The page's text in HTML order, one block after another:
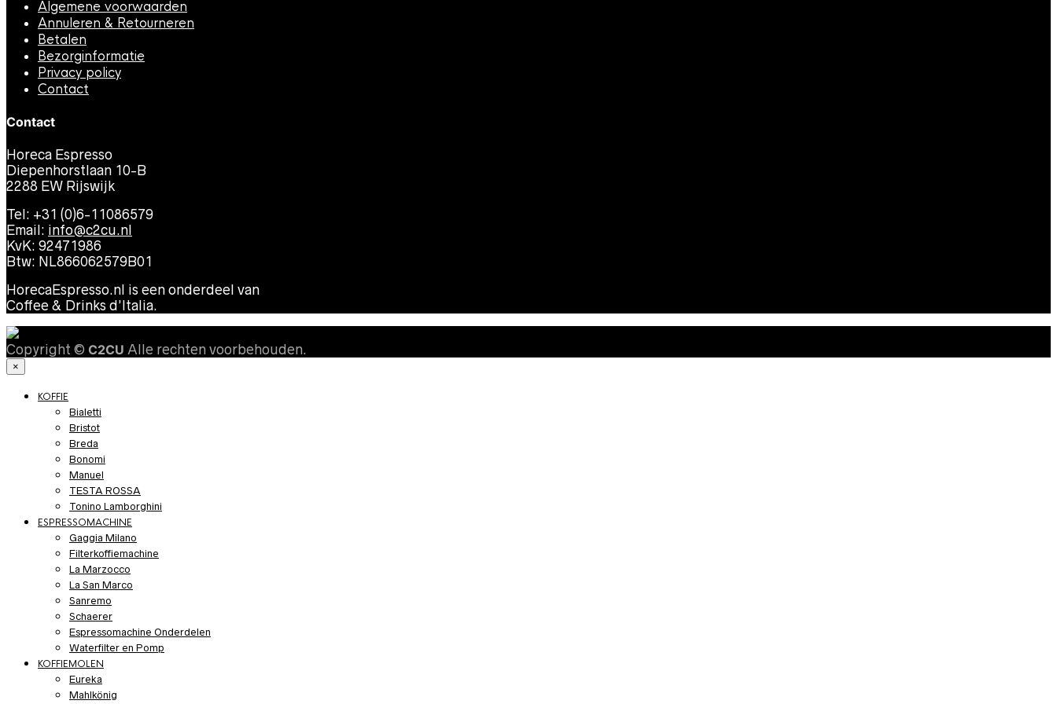
Algemene voorwaarden
Annuleren & Retourneren
Betalen
Bezorginformatie
Privacy policy
Contact
Contact
Horeca Espresso
Diepenhorstlaan 10-B
2288 EW Rijswijk
Tel: +31 (0)6-11086579
Email: info@c2cu.nl
KvK: 92471986
Btw: NL866062579B01
HorecaEspresso.nl is een onderdeel van
Coffee & Drinks d’Italia.
Copyright © C2CU Alle rechten voorbehouden.
×
KOFFIE
Bialetti
Bristot
Breda
Bonomi
Manuel
TESTA ROSSA
Tonino Lamborghini
ESPRESSOMACHINE
Gaggia Milano
Filterkoffiemachine
La Marzocco
La San Marco
Sanremo
Schaerer
Espressomachine Onderdelen
Waterfilter en Pomp
KOFFIEMOLEN
Eureka
Mahlkönig